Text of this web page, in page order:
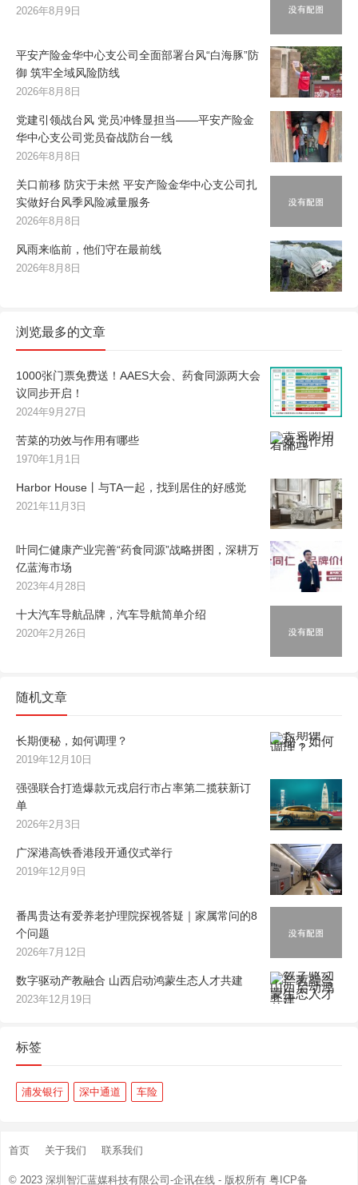
2026年8月9日
平安产险金华中心支公司全面部署台风“白海豚”防
御 筑牢全域风险防线
2026年8月8日
党建引领战台风 党员冲锋显担当——平安产险金
华中心支公司党员奋战防台一线
2026年8月8日
关口前移 防灾于未然 平安产险金华中心支公司扎
实做好台风季风险减量服务
2026年8月8日
风雨来临前，他们守在最前线
2026年8月8日
浏览最多的文章
1000张门票免费送！AAES大会、药食同源两大会
议同步开启！
2024年9月27日
苦菜的功效与作用有哪些
1970年1月1日
Harbor House丨与TA一起，找到居住的好感觉
2021年11月3日
叶同仁健康产业完善“药食同源”战略拼图，深耕万
亿蓝海市场
2023年4月28日
十大汽车导航品牌，汽车导航简单介绍
2020年2月26日
随机文章
长期便秘，如何调理？
2019年12月10日
强强联合打造爆款元戎启行市占率第二揽获新订
单
2026年2月3日
广深港高铁香港段开通仪式举行
2019年12月9日
番禺贵达有爱养老护理院探视答疑｜家属常问的8
个问题
2026年7月12日
数字驱动产教融合 山西启动鸿蒙生态人才共建
2023年12月19日
标签
浦发银行 深中通道 车险
首页 关于我们 联系我们
© 2023 深圳智汇蓝媒科技有限公司-企讯在线 - 版权所有 粤ICP备